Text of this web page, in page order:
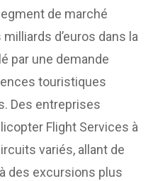
de marché
d’euros dans la
par une demande
touristiques
Des entreprises
Flight Services à
variés, allant de
des excursions plus